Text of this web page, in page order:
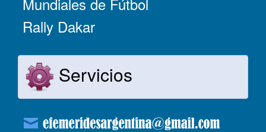
Rally Dakar
Servicios